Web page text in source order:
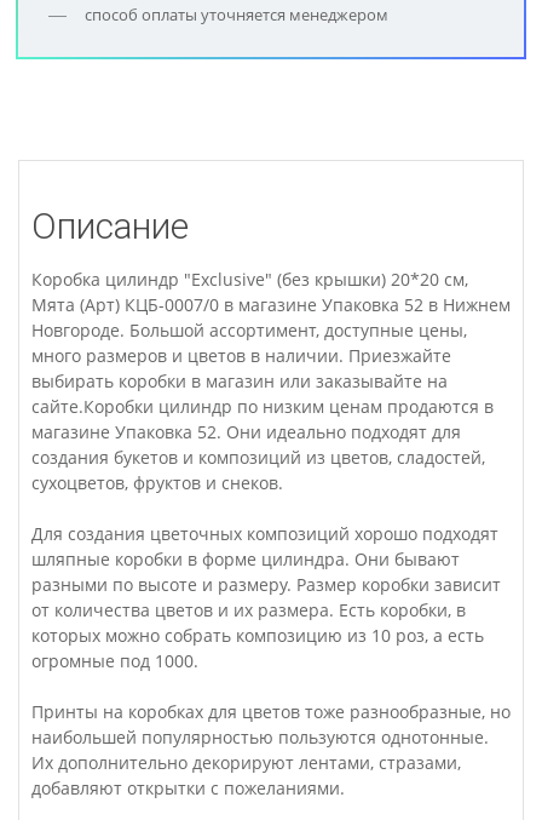
способ оплаты уточняется менеджером
Описание
Коробка цилиндр "Exclusive" (без крышки) 20*20 см,
Мята (Арт) КЦБ-0007/0 в магазине Упаковка 52 в Нижнем
Новгороде. Большой ассортимент, доступные цены,
много размеров и цветов в наличии. Приезжайте
выбирать коробки в магазин или заказывайте на
сайте.Коробки цилиндр по низким ценам продаются в
магазине Упаковка 52. Они идеально подходят для
создания букетов и композиций из цветов, сладостей,
сухоцветов, фруктов и снеков.
Для создания цветочных композиций хорошо подходят
шляпные коробки в форме цилиндра. Они бывают
разными по высоте и размеру. Размер коробки зависит
от количества цветов и их размера. Есть коробки, в
которых можно собрать композицию из 10 роз, а есть
огромные под 1000.
Принты на коробках для цветов тоже разнообразные, но
наибольшей популярностью пользуются однотонные.
Их дополнительно декорируют лентами, стразами,
добавляют открытки с пожеланиями.